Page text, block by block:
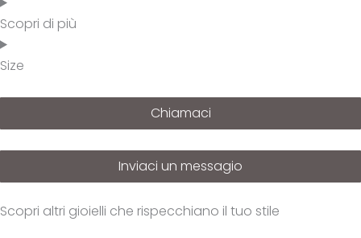
Scopri di più
Size
Chiamaci
Inviaci un messagio
Scopri altri gioielli che rispecchiano il tuo stile